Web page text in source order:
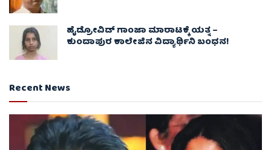
ಹೈಡ್ರೋವಿಡ್ ಗಾಂಜಾ ಮಾರಾಟಕ್ಕೆ ಯತ್ನ –
ಕುಂದಾಪುರ ಕಾಲೇಜಿನ ವಿದ್ಯಾರ್ಥಿನಿ ಬಂಧನ!
Recent News